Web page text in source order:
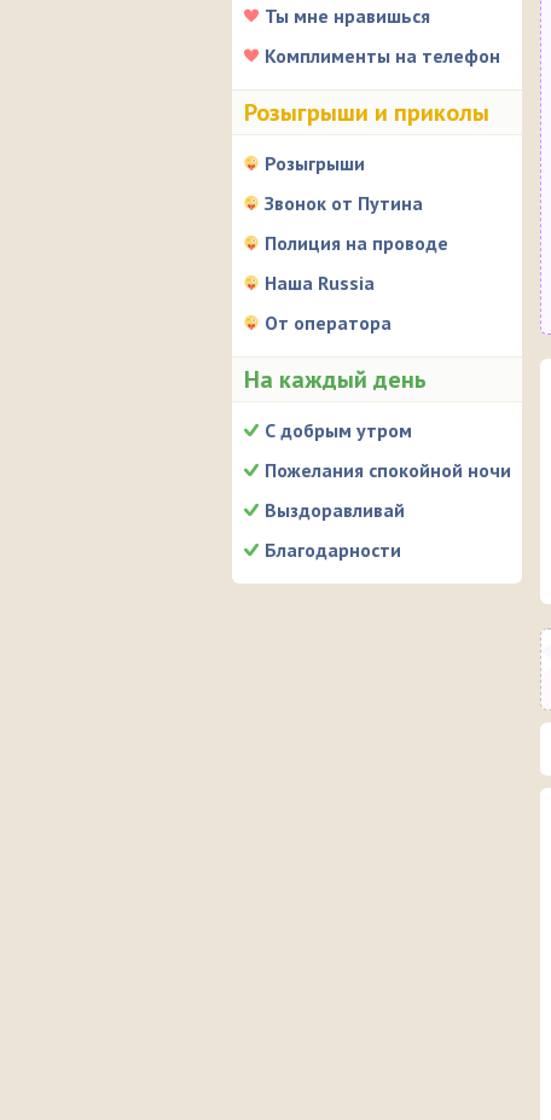
Ты мне нравишься
Комплименты на телефон
Розыгрыши и приколы
Розыгрыши
Звонок от Путина
Полиция на проводе
Наша Russia
От оператора
На каждый день
С добрым утром
Пожелания спокойной ночи
Выздоравливай
Благодарности